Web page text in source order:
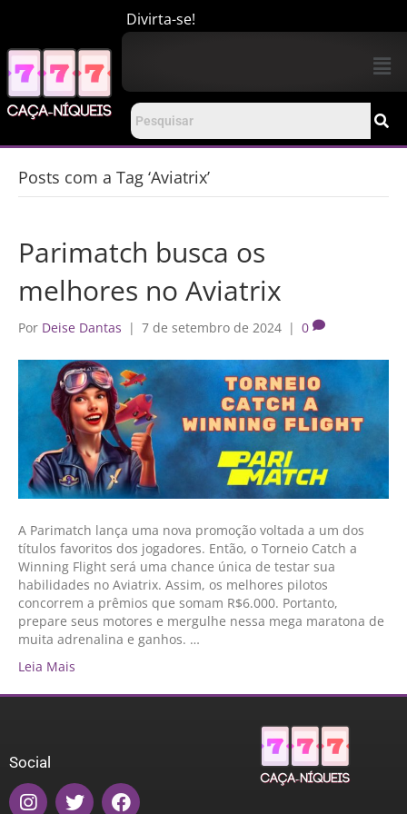
Divirta-se!
Posts com a Tag ‘Aviatrix’
Parimatch busca os
melhores no Aviatrix
Por Deise Dantas | 7 de setembro de 2024 | 0
A Parimatch lança uma nova promoção voltada a um dos
títulos favoritos dos jogadores. Então, o Torneio Catch a
Winning Flight será uma chance única de testar sua
habilidades no Aviatrix. Assim, os melhores pilotos
concorrem a prêmios que somam R$6.000. Portanto,
prepare seus motores e mergulhe nessa mega maratona de
muita adrenalina e ganhos. …
Leia Mais
Social